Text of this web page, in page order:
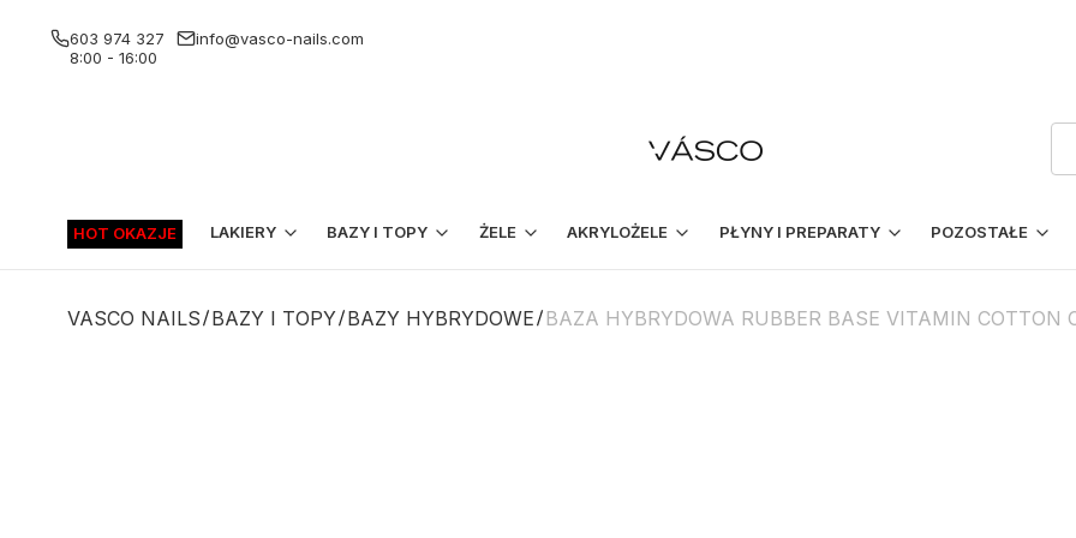
603 974 327
8:00 - 16:00
info@vasco-nails.com
HOT OKAZJE LAKIERY BAZY I TOPY ŻELE AKRYLOŻELE PŁYNY I PREPARATY POZOSTAŁE
VASCO NAILS BAZY I TOPY BAZY HYBRYDOWE BAZA HYBRYDOWA RUBBER BASE VITAMIN COTTON